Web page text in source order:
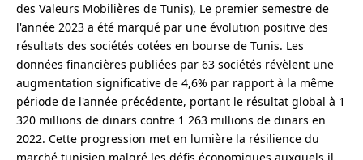
des Valeurs Mobilières de Tunis), Le premier semestre de
l'année 2023 a été marqué par une évolution positive des
résultats des sociétés cotées en bourse de Tunis. Les
données financières publiées par 63 sociétés révèlent une
augmentation significative de 4,6% par rapport à la même
période de l'année précédente, portant le résultat global à 1
320 millions de dinars contre 1 263 millions de dinars en
2022. Cette progression met en lumière la résilience du